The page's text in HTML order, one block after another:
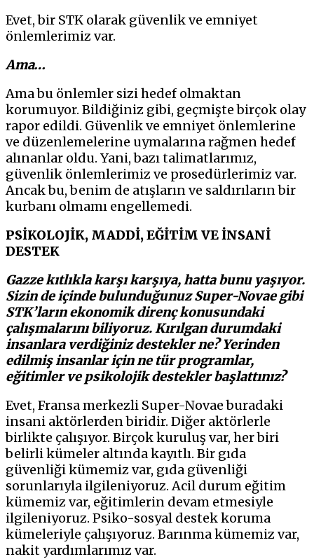
Evet, bir STK olarak güvenlik ve emniyet
önlemlerimiz var.
Ama…
Ama bu önlemler sizi hedef olmaktan
korumuyor. Bildiğiniz gibi, geçmişte birçok olay
rapor edildi. Güvenlik ve emniyet önlemlerine
ve düzenlemelerine uymalarına rağmen hedef
alınanlar oldu. Yani, bazı talimatlarımız,
güvenlik önlemlerimiz ve prosedürlerimiz var.
Ancak bu, benim de atışların ve saldırıların bir
kurbanı olmamı engellemedi.
PSİKOLOJİK, MADDİ, EĞİTİM VE İNSANİ
DESTEK
Gazze kıtlıkla karşı karşıya, hatta bunu yaşıyor.
Sizin de içinde bulunduğunuz Super-Novae gibi
STK’ların ekonomik direnç konusundaki
çalışmalarını biliyoruz. Kırılgan durumdaki
insanlara verdiğiniz destekler ne? Yerinden
edilmiş insanlar için ne tür programlar,
eğitimler ve psikolojik destekler başlattınız?
Evet, Fransa merkezli Super-Novae buradaki
insani aktörlerden biridir. Diğer aktörlerle
birlikte çalışıyor. Birçok kuruluş var, her biri
belirli kümeler altında kayıtlı. Bir gıda
güvenliği kümemiz var, gıda güvenliği
sorunlarıyla ilgileniyoruz. Acil durum eğitim
kümemiz var, eğitimlerin devam etmesiyle
ilgileniyoruz. Psiko-sosyal destek koruma
kümeleriyle çalışıyoruz. Barınma kümemiz var,
nakit yardımlarımız var.